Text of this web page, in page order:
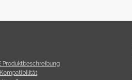
Produktbeschreibung